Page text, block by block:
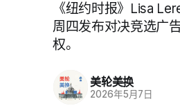
《纽约时报》Lisa
周四发布对决竞选广
权。
美轮美换
2026年5月7日